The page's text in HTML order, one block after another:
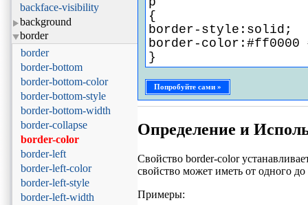
backface-visibility
background
border
border
border-bottom
border-bottom-color
border-bottom-style
border-bottom-width
border-collapse
border-color
border-left
border-left-color
border-left-style
border-left-width
{
border-style:solid;
border-color:#ff0000
}
Попробуйте сами »
Определение и
Свойство border-color
свойство может иметь от одного
Примеры: